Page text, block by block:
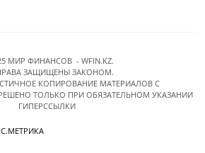
МИР ФИНАНСОВ - WFIN.KZ.
ЗАЩИЩЕНЫ ЗАКОНОМ.
КОПИРОВАНИЕ МАТЕРИАЛОВ C
ТОЛЬКО ПРИ ОБЯЗАТЕЛЬНОМ УКАЗАНИИ
ГИПЕРССЫЛКИ